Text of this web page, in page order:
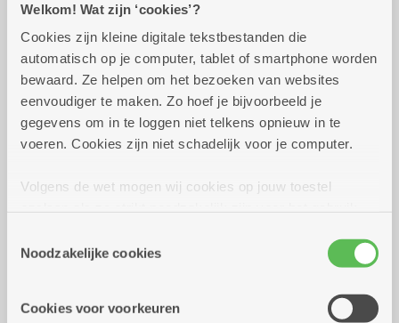
Welkom! Wat zijn ‘cookies’?
Cookies zijn kleine digitale tekstbestanden die
automatisch op je computer, tablet of smartphone worden
bewaard. Ze helpen om het bezoeken van websites
eenvoudiger te maken. Zo hoef je bijvoorbeeld je
gegevens om in te loggen niet telkens opnieuw in te
voeren. Cookies zijn niet schadelijk voor je computer.
Volgens de wet mogen wij cookies op jouw toestel
cookies hebben we jouw toestemming nodig. Sommige
cookies worden geplaatst door derde partijen die een
informatie over jouw (geanonimiseerd) gebruik van onze
Noodzakelijke cookies
Cookies voor voorkeuren
Praktisch
dinsdag 29 september
2026
14.00 uur tot 16.00
uur
2 euro, inschrijven voor 1 september. Smul:
rijsttaartje met koffie voor 6 euro.
Reserveer vervoer
Hallershofstraat 5